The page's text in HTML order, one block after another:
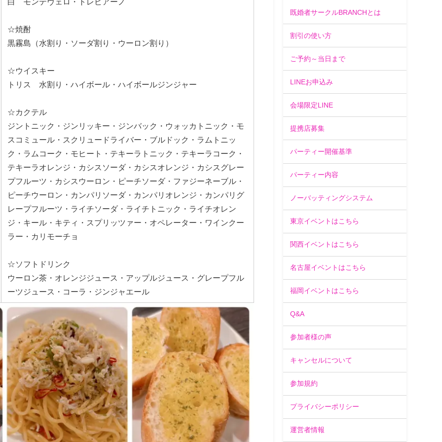
☆焼酎
黒霧島（水割り・ソーダ割り・ウーロン割り）
☆ウイスキー
トリス 水割り・ハイボール・ハイボールジンジャー
☆カクテル
ジントニック・ジンリッキー・ジンバック・ウォッカトニック・モ
スコミュール・スクリュードライバー・ブルドック・ラムトニッ
ク・ラムコーク・モヒート・テキーラトニック・テキーラコーク・
テキーラオレンジ・カシスソーダ・カシスオレンジ・カシスグレー
プフルーツ・カシスウーロン・ピーチソーダ・ファジーネーブル・
ピーチウーロン・カンパリソーダ・カンパリオレンジ・カンパリグ
レープフルーツ・ライチソーダ・ライチトニック・ライチオレン
ジ・キール・キティ・スプリッツァー・オペレーター・ワインクー
ラー・カリモーチョ
☆ソフトドリンク
ウーロン茶・オレンジジュース・アップルジュース・グレープフル
ーツジュース・コーラ・ジンジャエール
既婚者サークルBRANCHとは
割引の使い方
ご予約～当日まで
LINEお申込み
会場限定LINE
提携店募集
パーティー開催基準
パーティー内容
ノーバッティングシステム
東京イベントはこちら
関西イベントはこちら
名古屋イベントはこちら
福岡イベントはこちら
Q&A
参加者様の声
キャンセルについて
参加規約
プライバシーポリシー
運営者情報